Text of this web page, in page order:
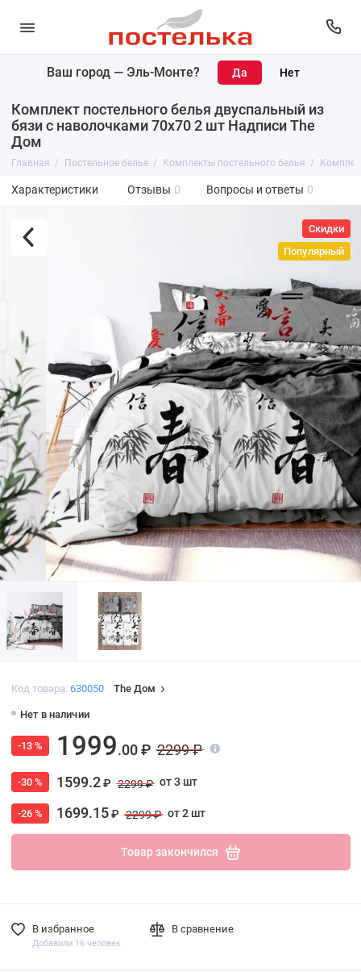
Ваш город — Эль-Монте?
Комплект постельного белья двуспальный из
бязи с наволочками 70х70 2 шт Надписи The
Дом
Главная Постельное белье Комплекты постельного белья
Характеристики Отзывы 0 Вопросы и ответы 0
Скидки
Популярный
Код товара: 630050 The Дом
Нет в наличии
-13 % 1999.00 ₽ 2299 ₽
-30 % 1599.2₽ 2299 ₽ от 3 шт
-26 % 1699.15₽ 2299 ₽ от 2 шт
Товар закончился
В избранное
Добавили 16 человек
В сравнение